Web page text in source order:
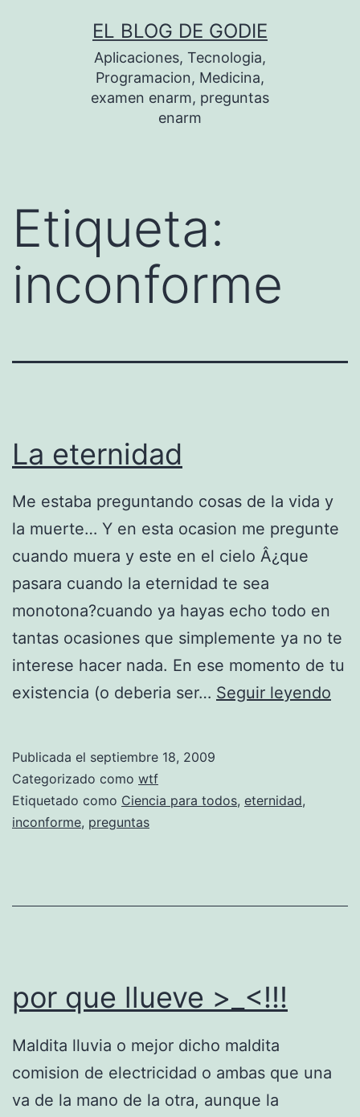
EL BLOG DE GODIE
Aplicaciones, Tecnologia,
Programacion, Medicina,
examen enarm, preguntas
enarm
Etiqueta:
inconforme
La eternidad
Me estaba preguntando cosas de la vida y
la muerte… Y en esta ocasion me pregunte
cuando muera y este en el cielo Â¿que
pasara cuando la eternidad te sea
monotona?cuando ya hayas echo todo en
tantas ocasiones que simplemente ya no te
interese hacer nada. En ese momento de tu
existencia (o deberia ser… Seguir leyendo
d
Publicada el septiembre 18, 2009
Categorizado como wtf
Etiquetado como Ciencia para todos, eternidad,
inconforme, preguntas
por que llueve >_<!!!
Maldita lluvia o mejor dicho maldita
comision de electricidad o ambas que una
va de la mano de la otra, aunque la